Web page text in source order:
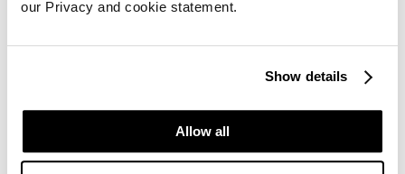
our Privacy and cookie statement.
Show details
Allow all